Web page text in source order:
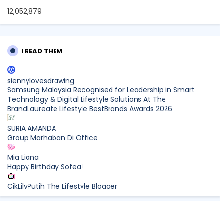
12,052,879
I READ THEM
siennylovesdrawing
Samsung Malaysia Recognised for Leadership in Smart
Technology & Digital Lifestyle Solutions At The
BrandLaureate Lifestyle BestBrands Awards 2026
SURIA AMANDA
Group Marhaban Di Office
Mia Liana
Happy Birthday Sofea!
CikLilyPutih The Lifestyle Blogger
What to Read After Watching The Odyssey: Kobo’s Reading